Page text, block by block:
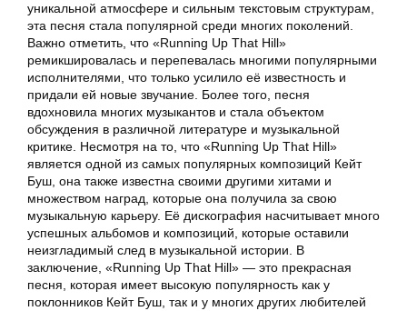
уникальной атмосфере и сильным текстовым структурам,
эта песня стала популярной среди многих поколений.
Важно отметить, что «Running Up That Hill»
ремикшировалась и перепевалась многими популярными
исполнителями, что только усилило её известность и
придали ей новые звучание. Более того, песня
вдохновила многих музыкантов и стала объектом
обсуждения в различной литературе и музыкальной
критике. Несмотря на то, что «Running Up That Hill»
является одной из самых популярных композиций Кейт
Буш, она также известна своими другими хитами и
множеством наград, которые она получила за свою
музыкальную карьеру. Её дискография насчитывает много
успешных альбомов и композиций, которые оставили
неизгладимый след в музыкальной истории. В
заключение, «Running Up That Hill» — это прекрасная
песня, которая имеет высокую популярность как у
поклонников Кейт Буш, так и у многих других любителей